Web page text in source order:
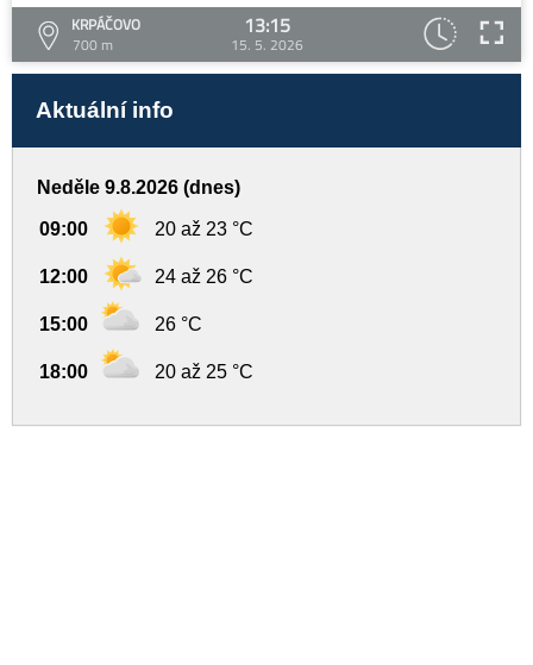
KRPÁČOVO
700 m
13:15
15. 5. 2026
Aktuální info
Neděle 9.8.2026 (dnes)
09:00 20 až 23 °C
12:00 24 až 26 °C
15:00 26 °C
18:00 20 až 25 °C